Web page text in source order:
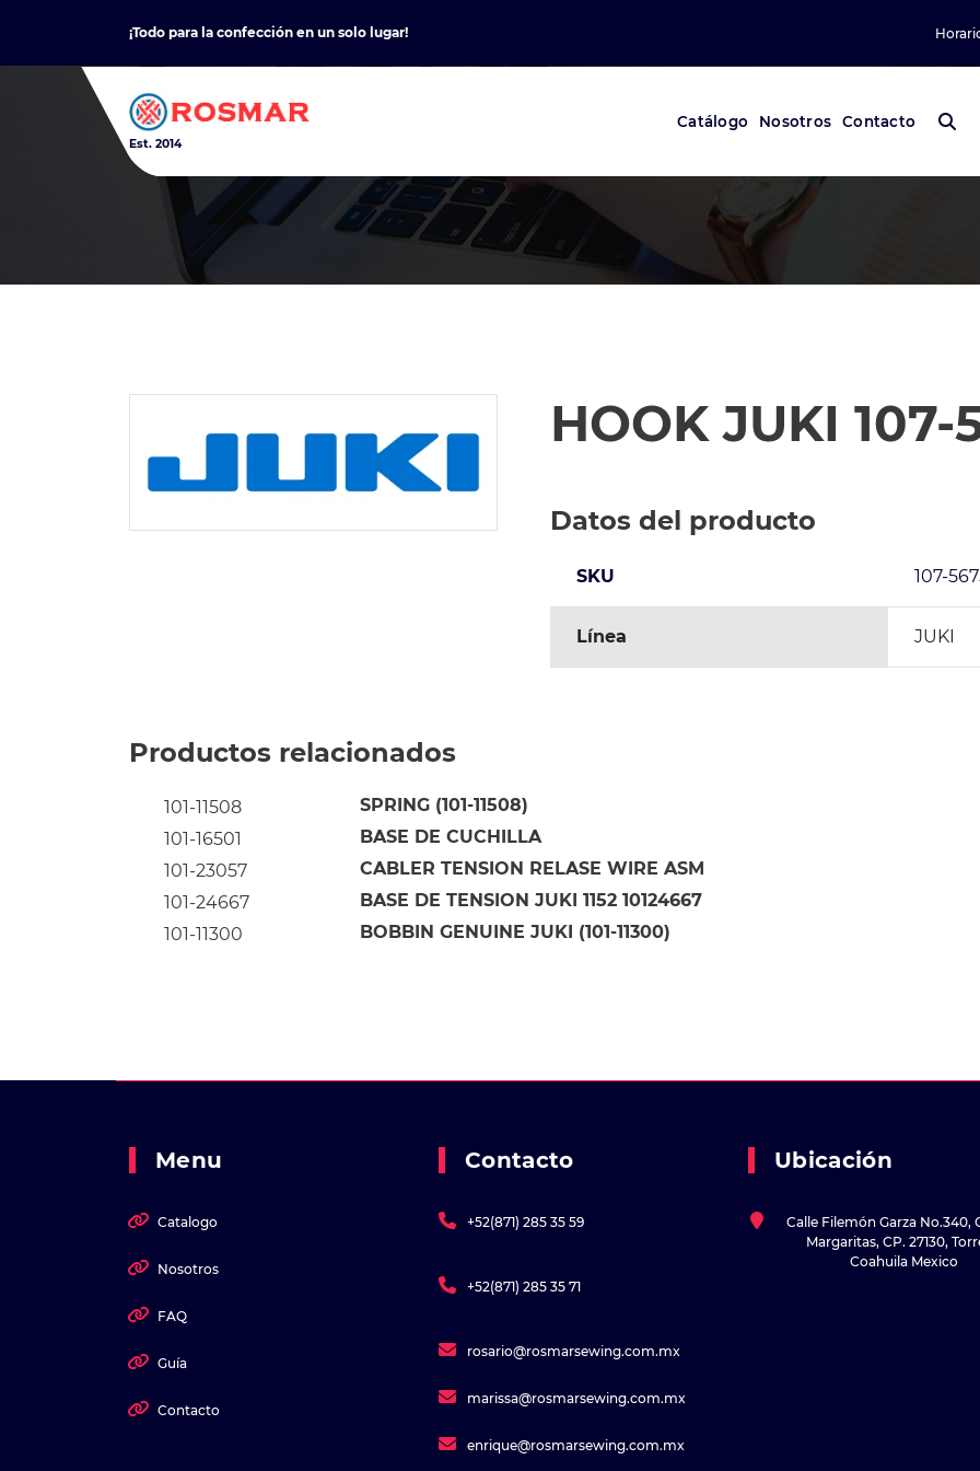
content
¡Todo para la confección en un solo lugar!
Est. 2014
Catálogo Nosotros Contacto
HOOK JUKI 107-
Datos del producto
SKU 107-
Línea JUKI
Productos relacionados
101-11508 SPRING (101-11508)
101-16501
BASE DE CUCHILLA
101-23057
CABLER TENSION RELASE WIRE ASM
101-24667
BASE DE TENSION JUKI 1152 10124667
101-11300
BOBBIN GENUINE JUKI (101-11300)
Menu
Catalogo
Nosotros
FAQ
Guía
Contacto
Contacto
+52(871) 285 35 59
+52(871) 285 35 71
rosario@rosmarsewing.com.mx
marissa@rosmarsewing.com.mx
enrique@rosmarsewing.com.mx
Ubicación
Calle Filemón Garza No.340,
Margaritas, CP. 27130,
Coahuila Mexico